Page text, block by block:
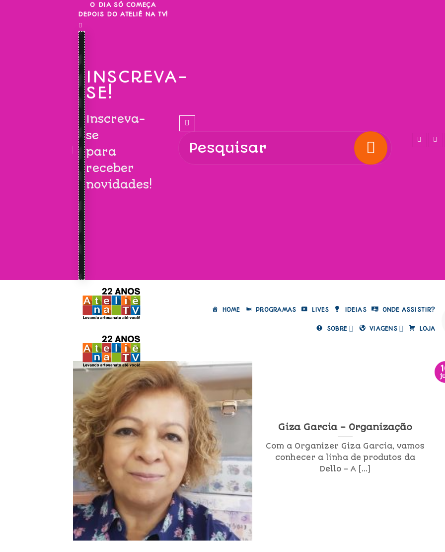
O DIA SÓ COMEÇA
DEPOIS DO ATELIÊ NA TV!
INSCREVA-
SE!
Inscreva-
se
para
receber
novidades!
HOME PROGRAMAS LIVES IDEIAS ONDE ASSISTIR?
SOBRE VIAGENS LOJA
Giza Garcia – Organização
Com a Organizer Giza Garcia, vamos
conhecer a linha de produtos da
Dello – A [...]